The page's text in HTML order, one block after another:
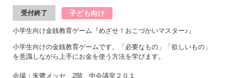
受付終了 子ども向け
小学生向け金銭教育ゲーム『めざせ！おこづかいマスター♪』
小学生向けの金銭教育ゲームです。「必要なもの」「欲しいもの」
を意識しながら上手にお金を使う方法を学びます。
会場：朱鷺メッセ 2階 中会議室２０１